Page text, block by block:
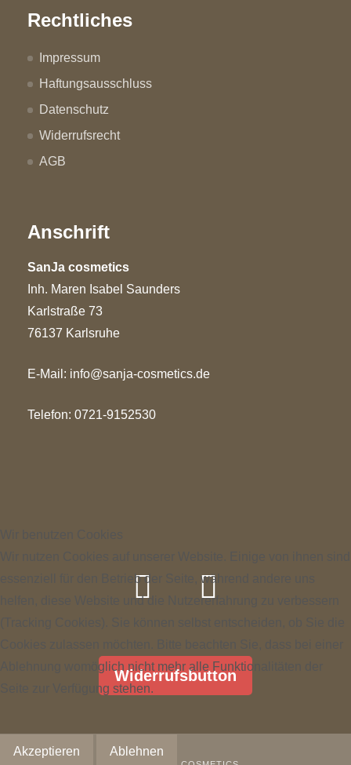
Rechtliches
Impressum
Haftungsausschluss
Datenschutz
Widerrufsrecht
AGB
Anschrift
SanJa cosmetics
Inh. Maren Isabel Saunders
Karlstraße 73
76137 Karlsruhe
E-Mail: info@sanja-cosmetics.de
Telefon: 0721-9152530
Widerrufsbutton
essenziell für den Betrieb der Seite, während andere uns
helfen, diese Website und die Nutzererfahrung zu verbessern
Ablehnung womöglich nicht mehr alle Funktionalitäten der
Seite zur Verfügung stehen.
Akzeptieren Ablehnen